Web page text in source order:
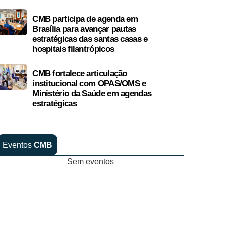
CMB participa de agenda em
Brasília para avançar pautas
estratégicas das santas casas e
hospitais filantrópicos
CMB fortalece articulação
institucional com OPAS/OMS e
Ministério da Saúde em agendas
estratégicas
Eventos CMB
Sem eventos